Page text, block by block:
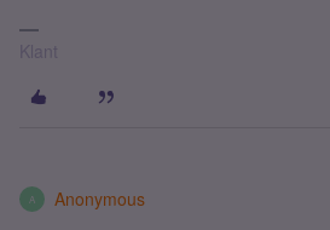
Klant
A Anonymous